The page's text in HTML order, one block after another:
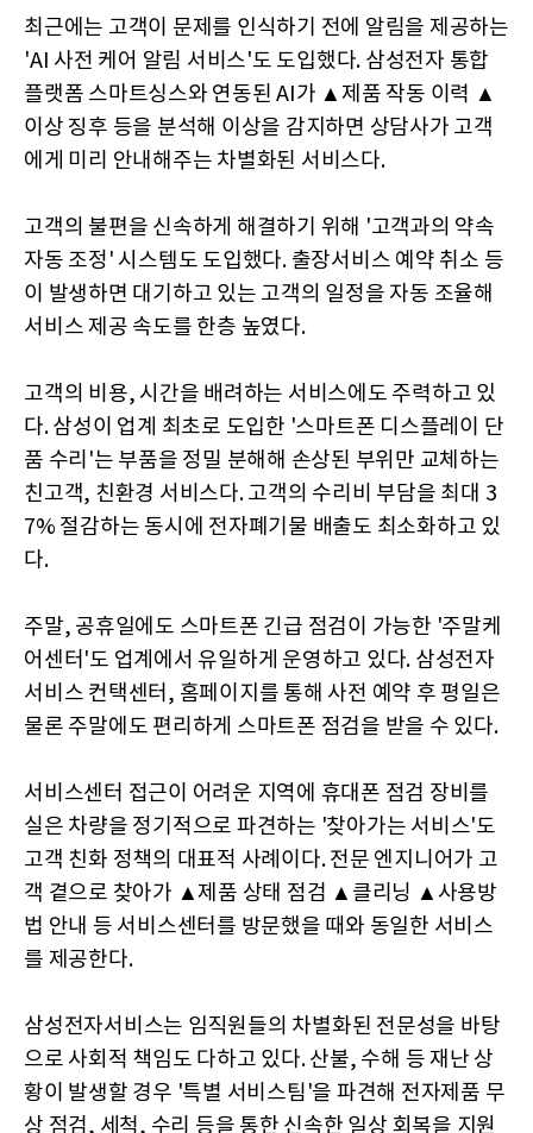
최근에는 고객이 문제를 인식하기 전에 알림을 제공하는
'AI 사전 케어 알림 서비스'도 도입했다. 삼성전자 통합
플랫폼 스마트싱스와 연동된 AI가 ▲제품 작동 이력 ▲
이상 징후 등을 분석해 이상을 감지하면 상담사가 고객
에게 미리 안내해주는 차별화된 서비스다.
고객의 불편을 신속하게 해결하기 위해 '고객과의 약속
자동 조정' 시스템도 도입했다. 출장서비스 예약 취소 등
이 발생하면 대기하고 있는 고객의 일정을 자동 조율해
서비스 제공 속도를 한층 높였다.
고객의 비용, 시간을 배려하는 서비스에도 주력하고 있
다. 삼성이 업계 최초로 도입한 '스마트폰 디스플레이 단
품 수리'는 부품을 정밀 분해해 손상된 부위만 교체하는
친고객, 친환경 서비스다. 고객의 수리비 부담을 최대 3
7% 절감하는 동시에 전자폐기물 배출도 최소화하고 있
다.
주말, 공휴일에도 스마트폰 긴급 점검이 가능한 '주말케
어센터'도 업계에서 유일하게 운영하고 있다. 삼성전자
서비스 컨택센터, 홈페이지를 통해 사전 예약 후 평일은
물론 주말에도 편리하게 스마트폰 점검을 받을 수 있다.
서비스센터 접근이 어려운 지역에 휴대폰 점검 장비를
실은 차량을 정기적으로 파견하는 '찾아가는 서비스'도
고객 친화 정책의 대표적 사례이다. 전문 엔지니어가 고
객 곁으로 찾아가 ▲제품 상태 점검 ▲클리닝 ▲사용방
법 안내 등 서비스센터를 방문했을 때와 동일한 서비스
를 제공한다.
삼성전자서비스는 임직원들의 차별화된 전문성을 바탕
으로 사회적 책임도 다하고 있다. 산불, 수해 등 재난 상
황이 발생할 경우 '특별 서비스팀'을 파견해 전자제품 무
상 점검, 세척, 수리 등을 통한 신속한 일상 회복을 지원